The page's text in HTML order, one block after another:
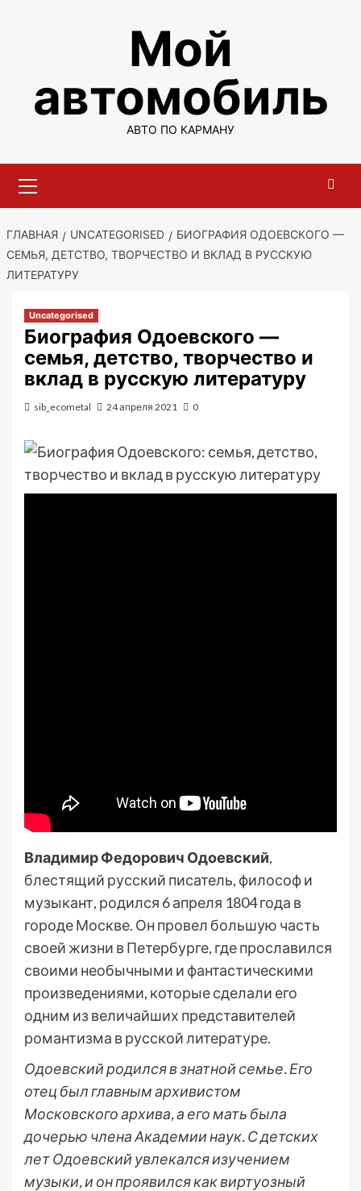
Мой
автомобиль
АВТО ПО КАРМАНУ
меню
ГЛАВНАЯ UNCATEGORISED
БИОГРАФИЯ ОДОЕВСКОГО —
СЕМЬЯ, ДЕТСТВО, ТВОРЧЕСТВО И ВКЛАД В РУССКУЮ
ЛИТЕРАТУРУ
Uncategorised
Биография Одоевского —
семья, детство, творчество и
вклад в русскую литературу
sib_ecometal 24 апреля 2021 0
Владимир Федорович Одоевский,
блестящий русский писатель, философ и
музыкант, родился 6 апреля 1804 года в
городе Москве. Он провел большую часть
своей жизни в Петербурге, где прославился
своими необычными и фантастическими
произведениями, которые сделали его
одним из величайших представителей
романтизма в русской литературе.
Одоевский родился в знатной семье. Его
отец был главным архивистом
Московского архива, а его мать была
дочерью члена Академии наук. С детских
лет Одоевский увлекался изучением
музыки, и он проявился как виртуозный